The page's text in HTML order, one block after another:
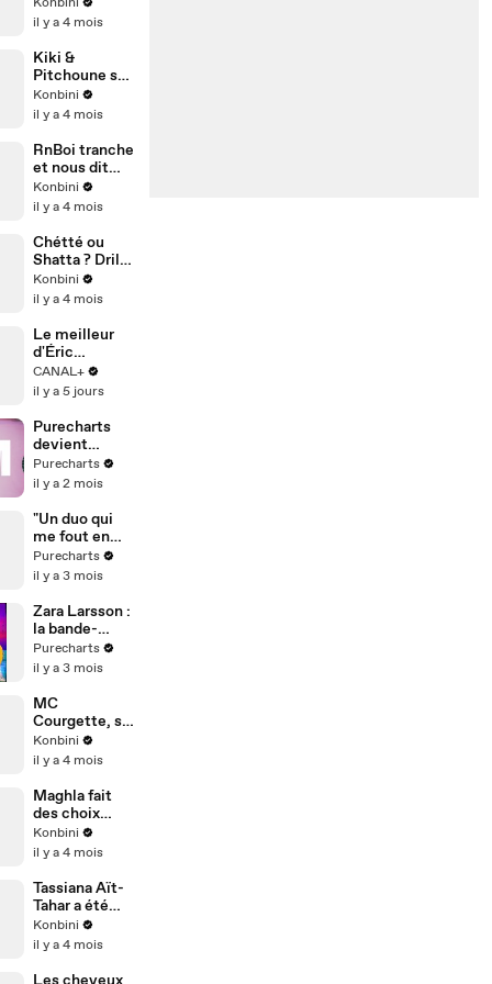
portable de sa
(et oui, ça
existe)
il y a 4 mois
Kiki &
Pitchoune se
présentent
dans une
Interneteur
Konbini
il y a 4 mois
RnBoi tranche
et nous dit
tout ce qui
est IN ou OUT.
Konbini
il y a 4 mois
Chétté ou
Shatta ? Drill
ivoirienne ou
Drill UK ?
LOGOBI ? Le
Fast and
Curious du
chetté Himra
Konbini
il y a 4 mois
Le meilleur
d'Éric
Fraticelli dans
Plaine
CANAL+
il y a 5 jours
Purecharts
devient
VOLUM
Purecharts
il y a 2 mois
"Un duo qui
me fout en
larmes" : Tayc
a tenu sa
Tessa B et
Mounir après
"The Voice"
Purecharts
il y a 3 mois
Zara Larsson :
la bande-
annonce de
l'album "Girls
Paris Hilton
Purecharts
il y a 3 mois
MC
Courgette, se
présente dans
une Interview
Konbini
il y a 4 mois
Maghla fait
des choix
impossibles
dans Fast &
Konbini
il y a 4 mois
Tassiana Aït-
Tahar a été
livreuse
pendant 5 ans.
Konbini
il y a 4 mois